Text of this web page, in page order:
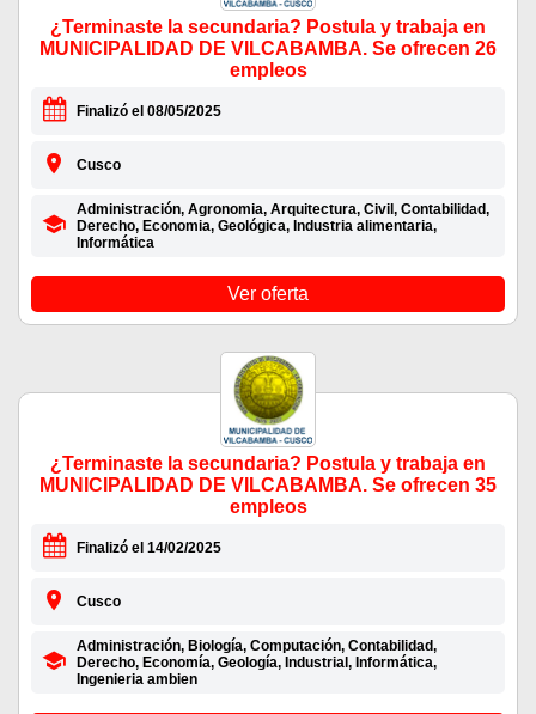
¿Terminaste la secundaria? Postula y trabaja en
MUNICIPALIDAD DE VILCABAMBA. Se ofrecen 26
empleos
Finalizó el 08/05/2025
Cusco
Administración, Agronomia, Arquitectura, Civil, Contabilidad,
Derecho, Economia, Geológica, Industria alimentaria,
Informática
Ver oferta
¿Terminaste la secundaria? Postula y trabaja en
MUNICIPALIDAD DE VILCABAMBA. Se ofrecen 35
empleos
Finalizó el 14/02/2025
Cusco
Administración, Biología, Computación, Contabilidad,
Derecho, Economía, Geología, Industrial, Informática,
Ingenieria ambien